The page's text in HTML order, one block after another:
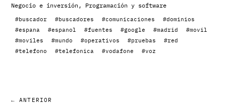
Negocio e inversión, Programación y software
#buscador #buscadores #comunicaciones
#dominios
#espana
#espanol #fuentes #google #madrid
#movil
#moviles
#mundo #operativos #pruebas
#red
#telefono
#telefonica #vodafone #voz
← ANTERIOR